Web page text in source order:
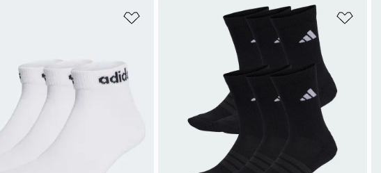
Zur Wunschliste hinzufügen Zur